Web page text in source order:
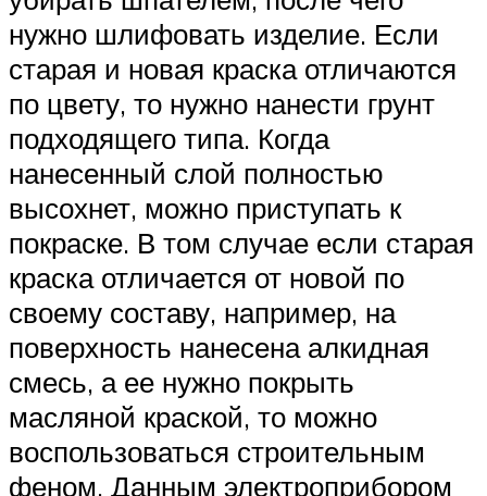
нужно шлифовать изделие. Если
старая и новая краска отличаются
по цвету, то нужно нанести грунт
подходящего типа. Когда
нанесенный слой полностью
высохнет, можно приступать к
покраске. В том случае если старая
краска отличается от новой по
своему составу, например, на
поверхность нанесена алкидная
смесь, а ее нужно покрыть
масляной краской, то можно
воспользоваться строительным
феном. Данным электроприбором